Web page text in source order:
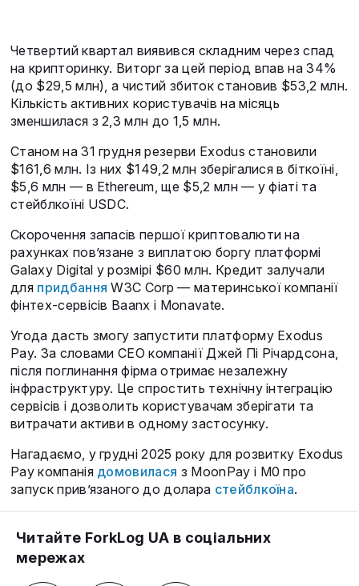
Четвертий квартал виявився складним через спад
на крипторинку. Виторг за цей період впав на 34%
(до $29,5 млн), а чистий збиток становив $53,2 млн.
Кількість активних користувачів на місяць
зменшилася з 2,3 млн до 1,5 млн.
Станом на 31 грудня резерви Exodus становили
$161,6 млн. Із них $149,2 млн зберігалися в біткоїні,
$5,6 млн — в Ethereum, ще $5,2 млн — у фіаті та
стейблкоїні USDC.
Скорочення запасів першої криптовалюти на
рахунках пов’язане з виплатою боргу платформі
Galaxy Digital у розмірі $60 млн. Кредит залучали
для придбання W3C Corp — материнської компанії
фінтех-сервісів Baanx і Monavate.
Угода дасть змогу запустити платформу Exodus
Pay. За словами CEO компанії Джей Пі Річардсона,
після поглинання фірма отримає незалежну
інфраструктуру. Це спростить технічну інтеграцію
сервісів і дозволить користувачам зберігати та
витрачати активи в одному застосунку.
Нагадаємо, у грудні 2025 року для розвитку Exodus
Pay компанія домовилася з MoonPay і M0 про
запуск прив’язаного до долара стейблкоїна.
Читайте ForkLog UA в соціальних
мережах